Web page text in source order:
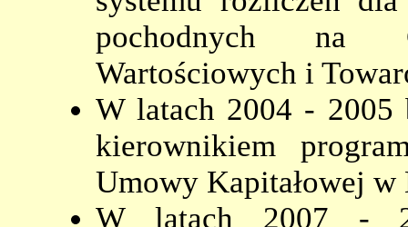
pochodnych na
Wartościowych i
W latach 2004 - 2005
kierownikiem
Umowy Kapitałowej w
W latach 2007 -